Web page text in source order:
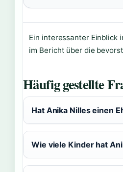
Ein interessanter Einblick
im Bericht über die
Häufig gestellte
Hat Anika Nilles einen
Wie viele Kinder hat